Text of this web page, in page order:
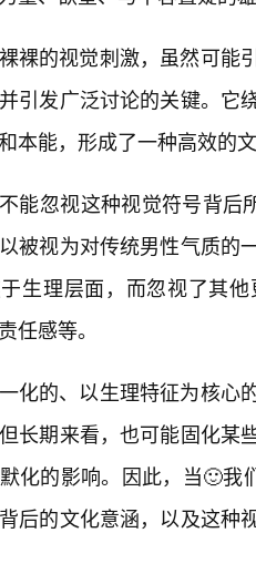
裸的视觉刺激，虽然可能
引发广泛讨论的关键。它
本能，形成了一种高效的文
能忽视这种视觉符号背后
被视为对传统男性气质的
生理层面，而忽视了其
任感等。
化的、以生理特征为核心
长期来看，也可能固化某
化的影响。因此，当🙂我
后的文化意涵，以及这种